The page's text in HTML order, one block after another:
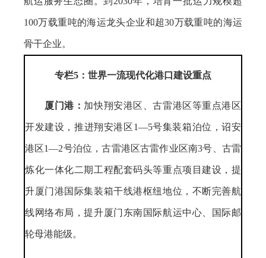
100万载重吨的海运龙头企业和超30万载重吨的海运
骨干企业。
专栏5：世界一流现代化港口建设重点
厦门港： 加快翔安港区、古雷港区等重点港区
开发建设，推进翔安港区1—5号集装箱泊位，诏安
港区1—2号泊位，古雷港区古雷作业区南3号、古雷
炼化一体化二期工程配套码头等重点项目建设，提
升厦门港国际集装箱干线港枢纽地位，不断完善航
线网络布局，提升厦门东南国际航运中心、国际邮
轮母港能级。